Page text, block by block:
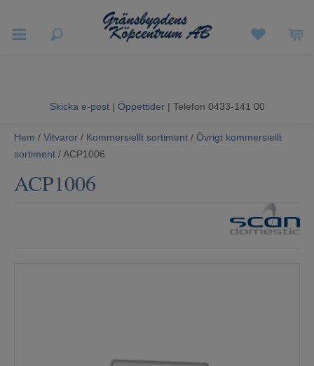
Sommarrea
Vitvaror
Skicka e-post | Öppettider| Telefon 0433-141 00
Hem / Vitvaror / Kommersiellt sortiment / Övrigt kommersiellt
sortiment / ACP1006
ACP1006